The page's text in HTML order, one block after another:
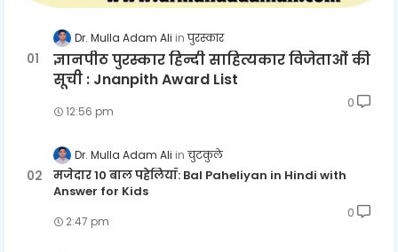
Dr. Mulla Adam Ali पुरस्कार
ज्ञानपीठ पुरस्कार हिन्दी साहित्यकार विजेताओं की
सूची : Jnanpith Award List
12:56 pm
0
Dr. Mulla Adam Ali चुटकुले
मजेदार 10 बाल पहेलियाँ: Bal Paheliyan in Hindi with
Answer for Kids
2:47 pm
0